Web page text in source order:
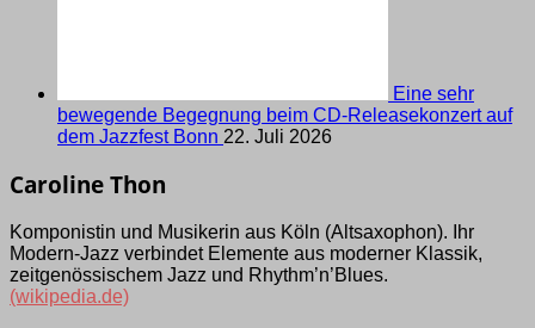
Eine sehr
bewegende Begegnung beim CD-Releasekonzert auf
dem Jazzfest Bonn 22. Juli 2026
Caroline Thon
Komponistin und Musikerin aus Köln (Alt­saxo­phon). Ihr
Modern-Jazz verbindet Elemen­te aus moder­ner Klassik,
zeit­genös­sischem Jazz und Rhythm’­n’Blues.
(wikipedia.de)